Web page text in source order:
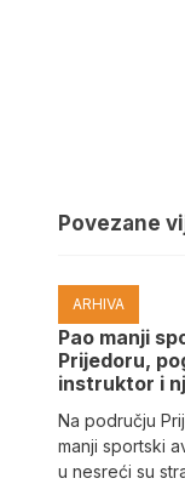
Povezane
ARHIVA
Pao manji
Prijedoru,
instruktor i
Na području
manji sportski
u nesreći su